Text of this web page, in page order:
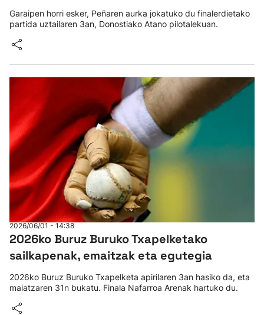
Garaipen horri esker, Peñaren aurka jokatuko du finalerdietako
partida uztailaren 3an, Donostiako Atano pilotalekuan.
2026/06/01 - 14:38
2026ko Buruz Buruko Txapelketako
sailkapenak, emaitzak eta egutegia
2026ko Buruz Buruko Txapelketa apirilaren 3an hasiko da, eta
maiatzaren 31n bukatu. Finala Nafarroa Arenak hartuko du.